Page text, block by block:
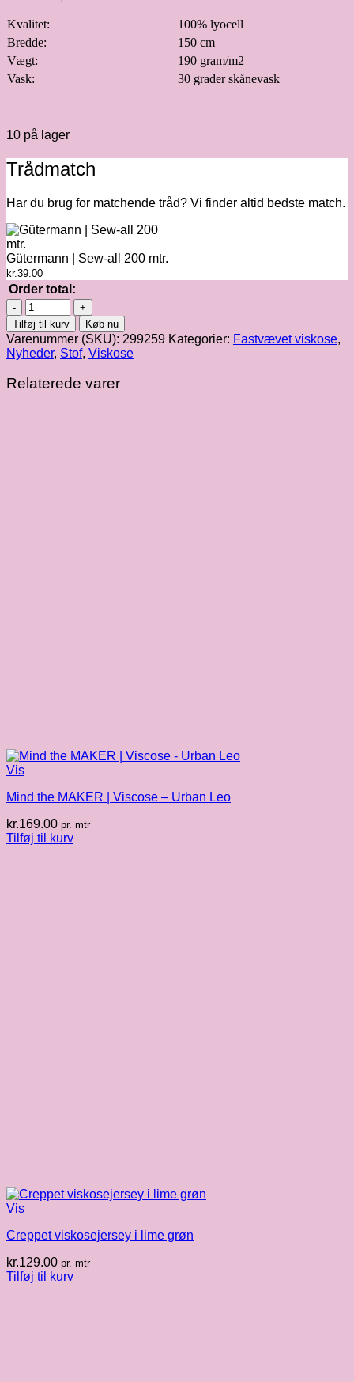
Kvalitet:
100% lyocell
Bredde:
150 cm
Vægt:
190 gram/m2
Vask:
30 grader skånevask
10 på lager
Trådmatch
Har du brug for matchende tråd? Vi finder altid bedste match.
Gütermann | Sew-all 200 mtr.
kr.39.00
Order total:
Stribet
lyocell
i
blå/hvid
antal
Tilføj til kurv Køb nu
Varenummer (SKU): 299259 Kategorier: Fastvævet viskose,
Nyheder, Stof, Viskose
Relaterede varer
Vis
Mind the MAKER | Viscose – Urban Leo
kr.169.00 pr. mtr
Tilføj til kurv
Vis
Creppet viskosejersey i lime grøn
kr.129.00 pr. mtr
Tilføj til kurv